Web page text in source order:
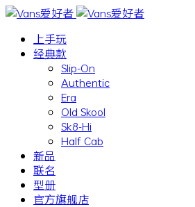
上手玩
经典款
Slip-On
Authentic
Era
Old Skool
Sk8-Hi
Half Cab
新品
联名
型册
官方旗舰店